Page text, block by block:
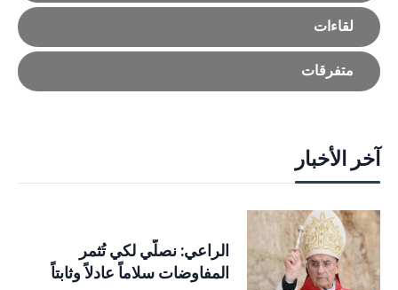
لقاءات
متفرقات
آخر الأخبار
الراعي: نصلّي لكي تُثمر
المفاوضات سلاماً عادلاً وثابتاً